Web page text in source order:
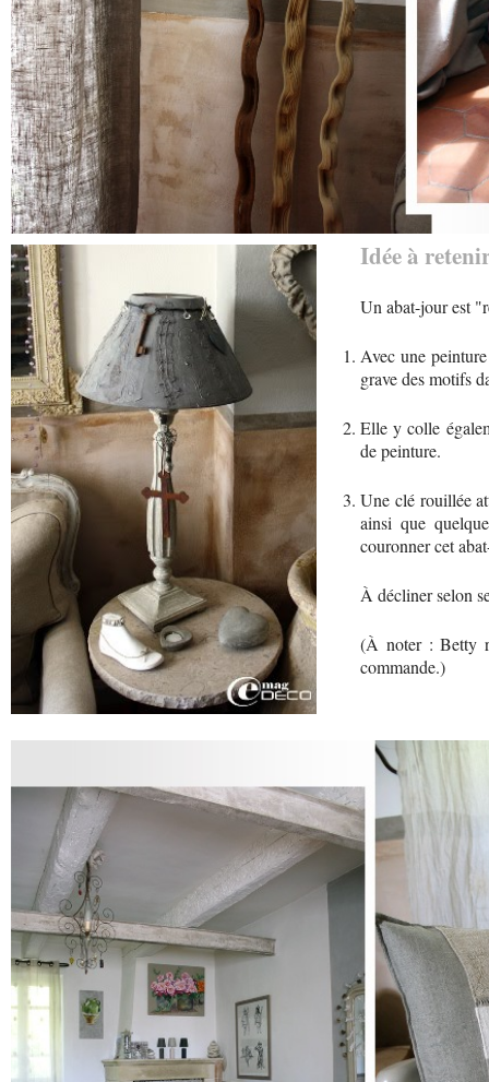
Idée à
Un abat-jour est
Avec une
grave des motifs
Elle y colle
de peinture.
Une clé rouillée
ainsi que
couronner cet
À décliner selon
(À noter : Betty
commande.)